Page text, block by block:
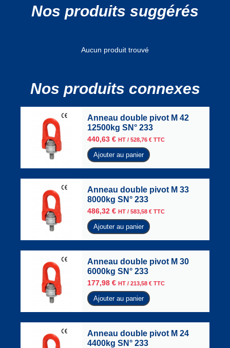
Nos produits suggérés
Aucun produit trouvé
Nos produits connexes
Anneau double pivot M 42
12500kg SN° 233
440,63 € HT / 528,76 € TTC
Ajouter au panier
Anneau double pivot M 33
8000kg SN° 233
486,32 € HT / 583,58 € TTC
Ajouter au panier
Anneau double pivot M 30
6000kg SN° 233
177,98 € HT / 213,58 € TTC
Ajouter au panier
Anneau double pivot M 24
4400kg SN° 233